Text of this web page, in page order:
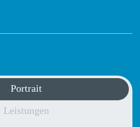
Portrait
Leistungen